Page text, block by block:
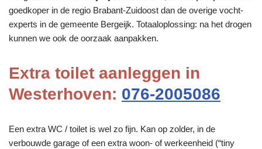
goedkoper in de regio Brabant-Zuidoost dan de overige vocht-
experts in de gemeente Bergeijk. Totaaloplossing: na het drogen
kunnen we ook de oorzaak aanpakken.
Extra toilet aanleggen in
Westerhoven: 076-2005086
Een extra WC / toilet is wel zo fijn. Kan op zolder, in de
verbouwde garage of een extra woon- of werkeenheid (“tiny